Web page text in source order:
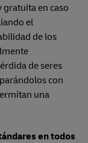
en caso
el
de los
de seres
con
una
en todos